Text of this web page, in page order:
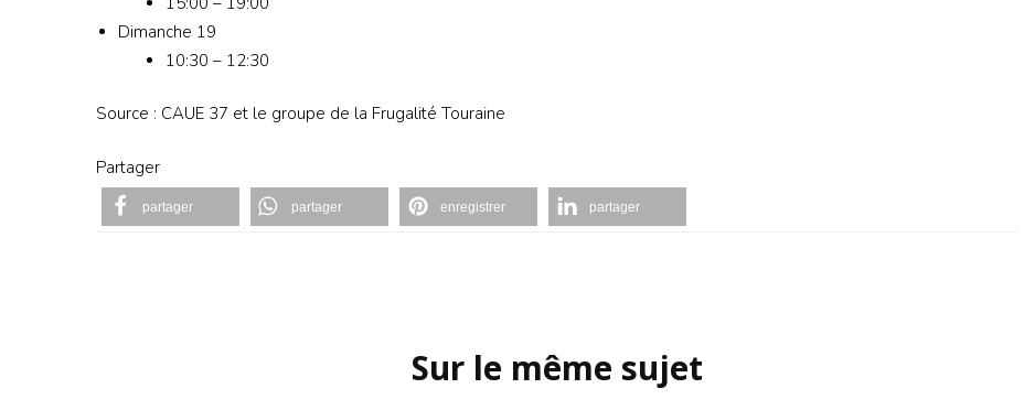
Dimanche 19
10:30 – 12:30
Source : CAUE 37 et le groupe de la Frugalité Touraine
Partager
partager partager enregistrer partager
Sur le même sujet